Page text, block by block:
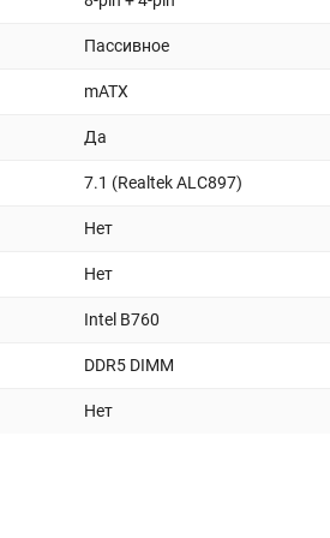
Пассивное
mATX
Да
7.1 (Realtek ALC897)
Нет
Нет
Intel B760
DDR5 DIMM
Нет